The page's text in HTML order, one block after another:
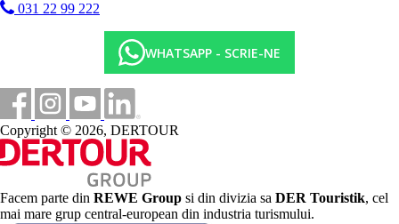
Dieta
All Inclusive:
Mic dejun, pranz si cina tip bufet
Ceai, cafea si prajituri pe tot parcursul zilei
Clatite turcesti (gözleme) in timpul zilei
Gustari la piscina si pe plaja
Gustare de noapte
Bauturi alcoolice si non-alcoolice
Categoria oficiala
4 stele
031 22 99 222
WHATSAPP - SCRIE-NE
Copyright © 2026, DERTOUR
Facem parte din REWE Group si din divizia sa DER Touristik, cel
mai mare grup central-european din industria turismului.